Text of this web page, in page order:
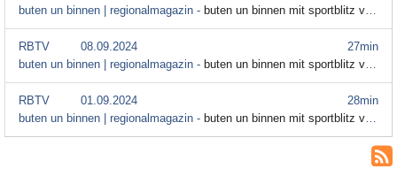
buten un binnen | regionalmagazin - buten un binnen mit sportblitz vom 15. September 2024
27min
RBTV
08.09.2024
buten un binnen | regionalmagazin - buten un binnen mit sportblitz vom 8. September
28min
RBTV
01.09.2024
buten un binnen | regionalmagazin - buten un binnen mit sportblitz vom 1. September